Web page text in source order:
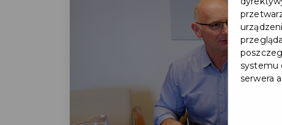
systemu
serwera